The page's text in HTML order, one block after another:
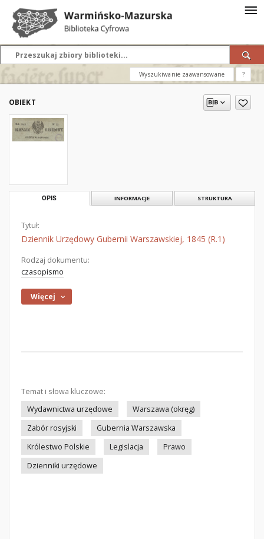
Wyszukiwanie zaawansowane ?
OBIEKT
OPIS INFORMACJE STRUKTURA
Tytuł:
Dziennik Urzędowy Gubernii Warszawskiej, 1845 (R.1)
Rodzaj dokumentu:
czasopismo
Więcej
Temat i słowa kluczowe:
Wydawnictwa urzędowe
Warszawa (okręg)
Zabór rosyjski
Gubernia Warszawska
Królestwo Polskie
Legislacja
Prawo
Dzienniki urzędowe